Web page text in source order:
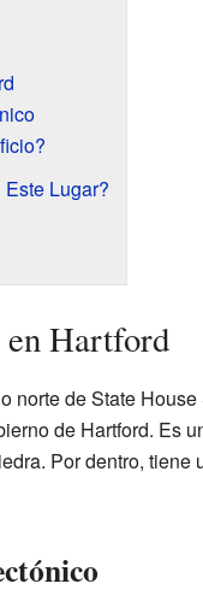
Lugar?
Hartford
norte de State
de Hartford. Es
Por dentro, tiene